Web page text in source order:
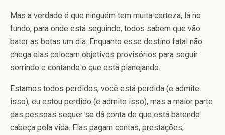
Mas a verdade é que ninguém tem muita certeza, lá no
fundo, para onde está seguindo, todos sabem que vão
bater as botas um dia. Enquanto esse destino fatal não
chega elas colocam objetivos provisórios para seguir
sorrindo e contando o que está planejando.
Estamos todos perdidos, você está perdida (e admite
isso), eu estou perdido (e admito isso), mas a maior parte
das pessoas sequer se dá conta de que está batendo
cabeça pela vida. Elas pagam contas, prestações,